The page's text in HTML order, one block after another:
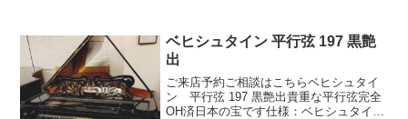
ベヒシュタイン 平行弦 197 黒艶
出
ご来店予約ご相談はこちらベヒシュタイ
ン 平行弦 197 黒艶出貴重な平行弦完全
OH済日本の宝です仕様：ベヒシュタイ